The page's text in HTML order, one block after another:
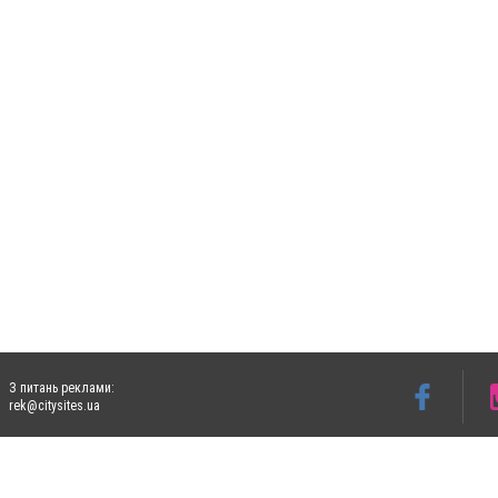
З питань реклами:
rek@citysites.ua